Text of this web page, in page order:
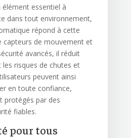
essentiel à
dans tout environnement,
répond à cette
capteurs de mouvement et
avancés, il réduit
risques de chutes et
peuvent ainsi
en toute confiance,
protégés par des
fiables.
pour tous